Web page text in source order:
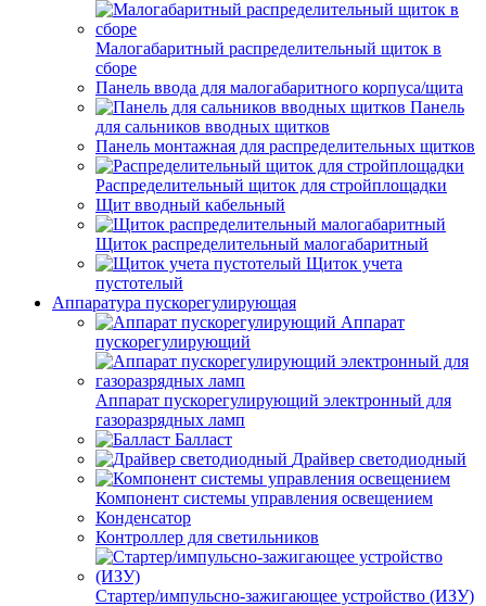
Малогабаритный распределительный щиток в
сборе
Панель ввода для малогабаритного корпуса/щита
Панель
для сальников вводных щитков
Панель монтажная для распределительных щитков
Распределительный щиток для стройплощадки
Щит вводный кабельный
Щиток распределительный малогабаритный
Щиток учета
пустотелый
Аппаратура пускорегулирующая
Аппарат
пускорегулирующий
Аппарат пускорегулирующий электронный для
газоразрядных ламп
Балласт
Драйвер светодиодный
Компонент системы управления освещением
Конденсатор
Контроллер для светильников
Стартер/импульсно-зажигающее устройство (ИЗУ)